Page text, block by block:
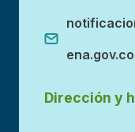
ena.gov.co
Dirección y